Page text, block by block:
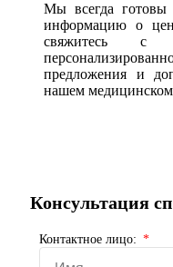
Мы всегда готовы
информацию о
свяжитесь с
предложения и
нашем
Консультация
Контактное лицо: